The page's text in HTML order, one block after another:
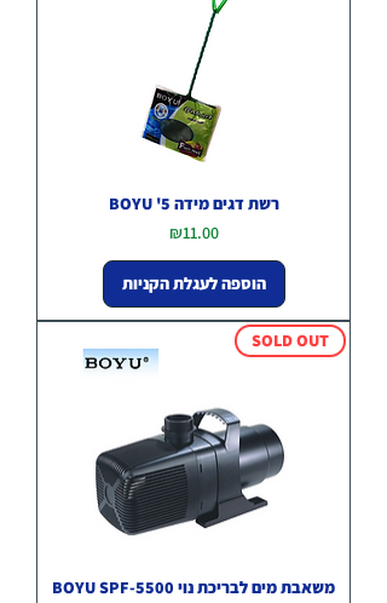
רשת דגים מידה 5' BOYU
מחיר
₪11.00
הוספה לעגלת הקניות
SOLD OUT
משאבת מים לבריכת נוי BOYU SPF-5500